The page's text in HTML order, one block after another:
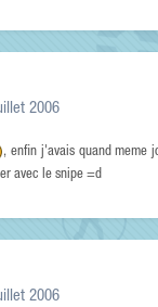
2006
, enfin j'avais quand meme
avec le snipe =d
2006